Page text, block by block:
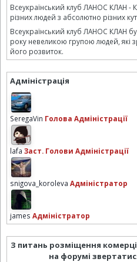
Всеукраїнський клуб ЛАНОС КЛАН -
різних людей з абсолютно різних
Всеукраїнський клуб ЛАНОС КЛАН
року невеликою групою людей, які
його розвиток.
Адміністрація
SeregaVin Голова Адміністрації
lafa Заст. Голови Адміністрації
snigova_koroleva Адміністратор
james Адміністратор
З питань розміщення
на форумі